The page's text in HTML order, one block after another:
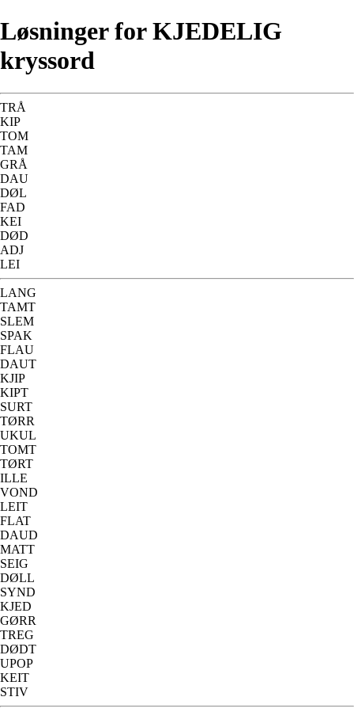
Løsninger for KJEDELIG
kryssord
TRÅ
KIP
TOM
TAM
GRÅ
DAU
DØL
FAD
KEI
DØD
ADJ
LEI
LANG
TAMT
SLEM
SPAK
FLAU
DAUT
KJIP
KIPT
SURT
TØRR
UKUL
TOMT
TØRT
ILLE
VOND
LEIT
FLAT
DAUD
MATT
SEIG
DØLL
SYND
KJED
GØRR
TREG
DØDT
UPOP
KEIT
STIV